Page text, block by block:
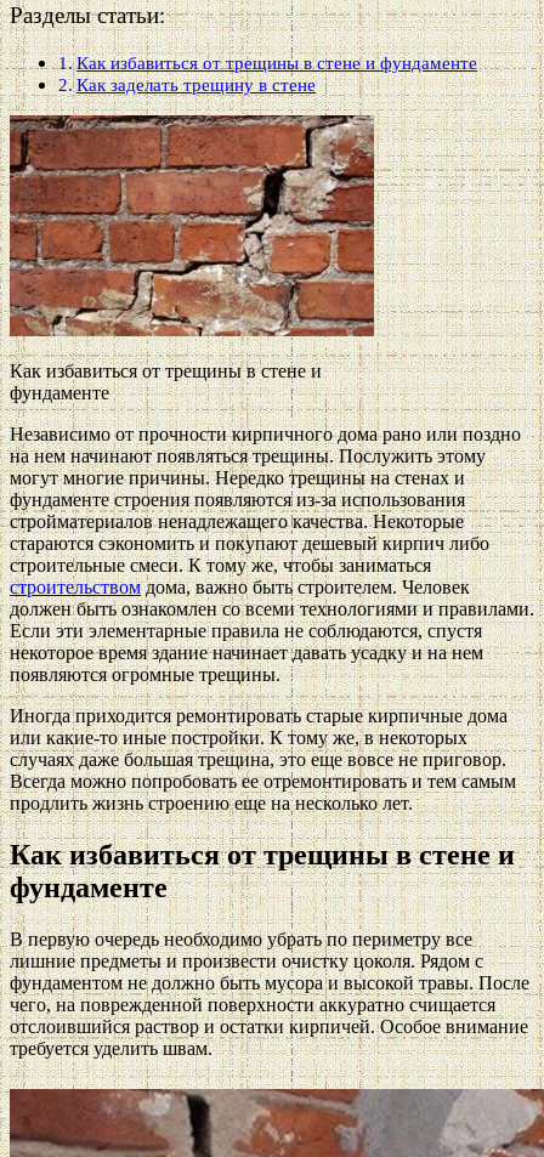
Разделы статьи:
Как избавиться от трещины в стене и фундаменте
Как заделать трещину в стене
Как избавиться от трещины в стене и
фундаменте
Независимо от прочности кирпичного дома рано или поздно
на нем начинают появляться трещины. Послужить этому
могут многие причины. Нередко трещины на стенах и
фундаменте строения появляются из-за использования
стройматериалов ненадлежащего качества. Некоторые
стараются сэкономить и покупают дешевый кирпич либо
строительные смеси. К тому же, чтобы заниматься
строительствомдома, важно быть строителем. Человек
должен быть ознакомлен со всеми технологиями и правилами.
Если эти элементарные правила не соблюдаются, спустя
некоторое время здание начинает давать усадку и на нем
появляются огромные трещины.
Иногда приходится ремонтировать старые кирпичные дома
или какие-то иные постройки. К тому же, в некоторых
случаях даже большая трещина, это еще вовсе не приговор.
Всегда можно попробовать ее отремонтировать и тем самым
продлить жизнь строению еще на несколько лет.
Как избавиться от трещины в стене и
фундаменте
В первую очередь необходимо убрать по периметру все
лишние предметы и произвести очистку цоколя. Рядом с
фундаментом не должно быть мусора и высокой травы. После
чего, на поврежденной поверхности аккуратно счищается
отслоившийся раствор и остатки кирпичей. Особое внимание
требуется уделить швам.